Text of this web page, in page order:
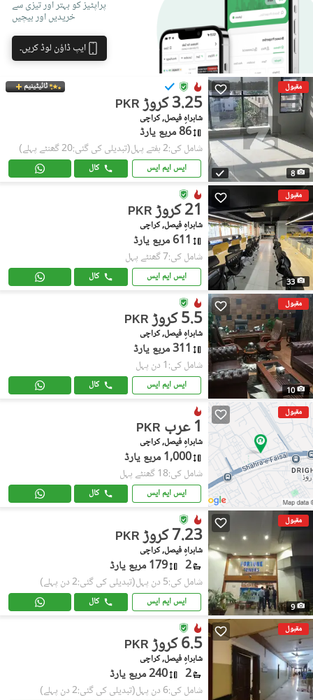
پراپٹیز کو بہتر اور تیزی سے
خریدیں اور بیچیں
ایپ ڈاؤن لوڈ کریں۔
مقبول
8
ٹائیٹینیم
PKR 3.25 کروڑ
شاہراہِ فیصل, کراچی
86 مربع یارڈ
شامل کی:2 ہفتے پہل (تبدیلی کی گئی:20 گھنٹے پہلے)
ایس ایم ایس کال
مقبول
33
PKR 21 کروڑ
شاہراہِ فیصل, کراچی
611 مربع یارڈ
شامل کی:7 گھنٹے پہل
ایس ایم ایس کال
مقبول
10
PKR 5.5 کروڑ
شاہراہِ فیصل, کراچی
311 مربع یارڈ
شامل کی:1 دن پہل
ایس ایم ایس کال
مقبول
PKR 1 عرب
شاہراہِ فیصل, کراچی
1,000 مربع یارڈ
شامل کی:18 گھنٹے پہل
ایس ایم ایس کال
مقبول
9
PKR 7.23 کروڑ
شاہراہِ فیصل, کراچی
2 179 مربع یارڈ
شامل کی:5 دن پہل (تبدیلی کی گئی:2 دن پہلے)
ایس ایم ایس کال
مقبول
PKR 6.5 کروڑ
شاہراہِ فیصل, کراچی
2 240 مربع یارڈ
شامل کی:6 دن پہل (تبدیلی کی گئی:2 دن پہلے)